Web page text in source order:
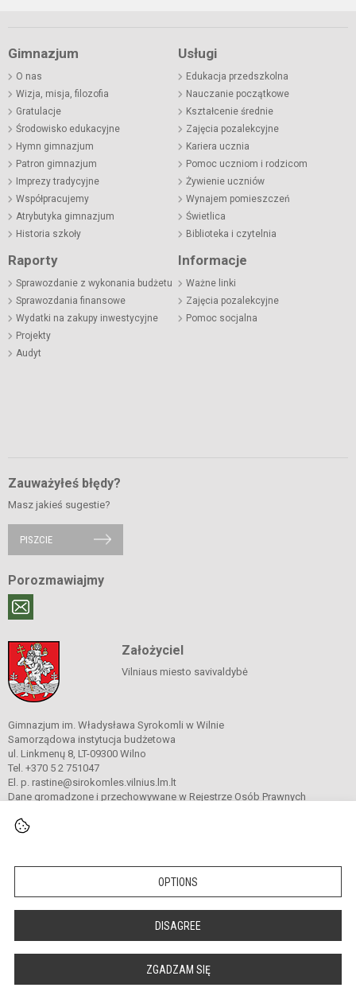
OPTIONS
DISAGREE
ZGADZAM SIĘ
Gimnazjum
O nas
Wizja, misja, filozofia
Gratulacje
Środowisko edukacyjne
Hymn gimnazjum
Patron gimnazjum
Imprezy tradycyjne
Współpracujemy
Atrybutyka gimnazjum
Historia szkoły
Usługi
Edukacja przedszkolna
Nauczanie początkowe
Kształcenie średnie
Zajęcia pozalekcyjne
Kariera ucznia
Pomoc uczniom i rodzicom
Żywienie uczniów
Wynajem pomieszczeń
Świetlica
Biblioteka i czytelnia
Raporty
Sprawozdanie z wykonania budżetu
Sprawozdania finansowe
Wydatki na zakupy inwestycyjne
Projekty
Audyt
Informacje
Ważne linki
Zajęcia pozalekcyjne
Pomoc socjalna
Zauważyłeś błędy?
Masz jakieś sugestie?
PISZCIE
Porozmawiajmy
Założyciel
Vilniaus miesto savivaldybė
Gimnazjum im. Władysława Syrokomli w Wilnie
Samorządowa instytucja budżetowa
ul. Linkmenų 8, LT-09300 Wilno
Tel. +370 5 2 751047
El. p. rastine@sirokomles.vilnius.lm.lt
Dane gromadzone i przechowywane w Rejestrze Osób Prawnych
© 2020. Gimnazjum im. Władysława Syrokomli w Wilnie. Wszelkie prawa
zastrzeżone.